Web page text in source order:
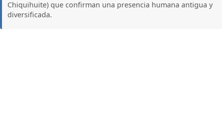
Chiquihuite) que confirman una presencia humana antigua y
diversificada.